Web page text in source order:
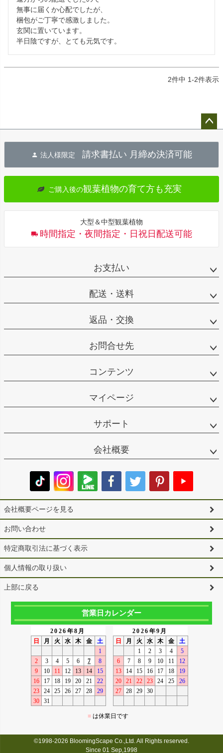
無事に届くか心配でしたが、
梱包がご丁寧で感激しました。
玄関に置いています。
半日陰ですが、とても元気です。
2件中 1-2件表示
へ
法人様限定 請求書払い 月締め決済可能
ご購入後の観葉植物の育て方も充実
大型＆中型観葉植物
時間指定・夜間指定・日祝日配送可能
お支払い
配送・送料
返品・交換
お問合せ先
コンテンツ
マイページ
サポート
会社概要
会社概要ページを見る
お問い合わせ
特定商取引法に基づく表示
個人情報の取り扱い
上部に戻る
営業日カレンダー
©1998-2026 BloomingScape Co.,Ltd. All Rights reserved.
Since 01 Sep,1998